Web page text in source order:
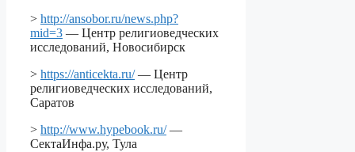
> http://ansobor.ru/news.php?
mid=3 — Центр религиоведческих
исследований, Новосибирск
> https://anticekta.ru/— Центр
религиоведческих исследований,
Саратов
> http://www.hypebook.ru/—
СектаИнфа.ру, Тула